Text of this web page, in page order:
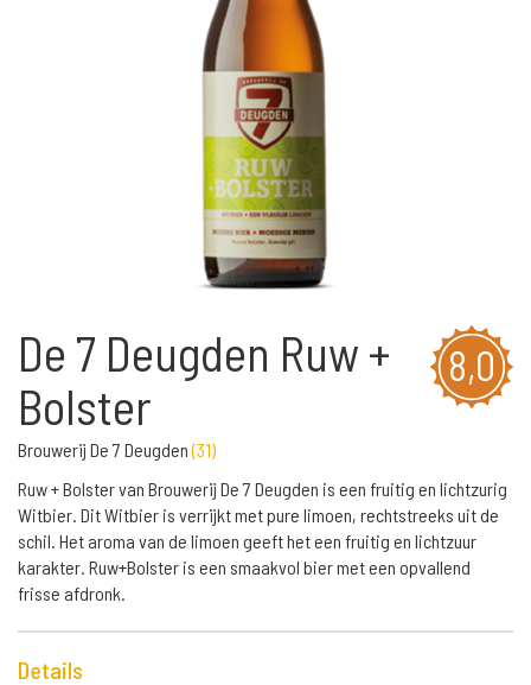
8,0
De 7 Deugden Ruw +
Bolster
Brouwerij De 7 Deugden(31)
Ruw + Bolster van Brouwerij De 7 Deugden is een fruitig en lichtzurig
Witbier. Dit Witbier is verrijkt met pure limoen, rechtstreeks uit de
schil. Het aroma van de limoen geeft het een fruitig en lichtzuur
karakter. Ruw+Bolster is een smaakvol bier met een opvallend
frisse afdronk.
Details